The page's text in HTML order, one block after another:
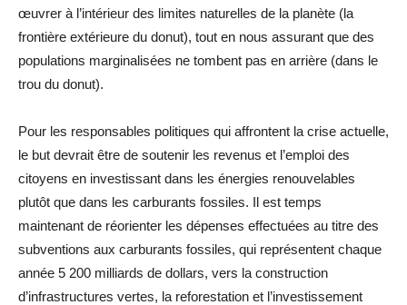
œuvrer à l’intérieur des limites naturelles de la planète (la
frontière extérieure du donut), tout en nous assurant que des
populations marginalisées ne tombent pas en arrière (dans le
trou du donut).
Pour les responsables politiques qui affrontent la crise actuelle,
le but devrait être de soutenir les revenus et l’emploi des
citoyens en investissant dans les énergies renouvelables
plutôt que dans les carburants fossiles. Il est temps
maintenant de réorienter les dépenses effectuées au titre des
subventions aux carburants fossiles, qui représentent chaque
année 5 200 milliards de dollars, vers la construction
d’infrastructures vertes, la reforestation et l’investissement